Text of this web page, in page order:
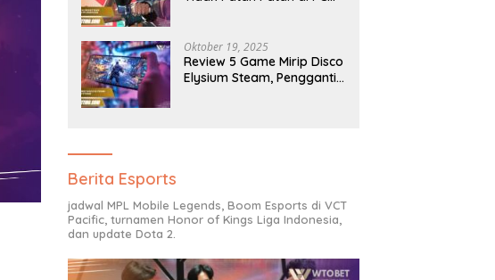
Oktober 19, 2025
Review 5 Game Mirip Disco
Elysium Steam, Pengganti
Berita Esports
jadwal MPL Mobile Legends, Boom Esports di VCT
Pacific, turnamen Honor of Kings Liga Indonesia,
dan update Dota 2.